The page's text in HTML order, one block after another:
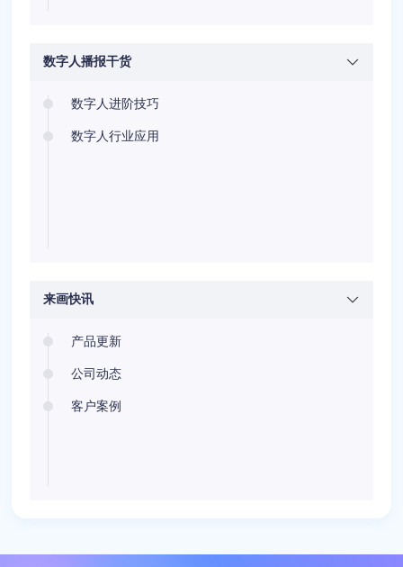
数字人播报干货
数字人进阶技巧
数字人行业应用
来画快讯
产品更新
公司动态
客户案例